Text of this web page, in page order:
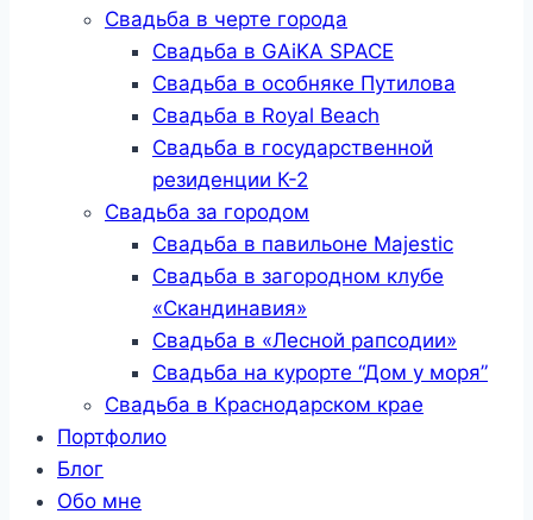
Свадьба в черте города
Свадьба в GAiKA SPACE
Свадьба в особняке Путилова
Свадьба в Royal Beach
Свадьба в государственной
резиденции К-2
Свадьба за городом
Свадьба в павильоне Majestic
Свадьба в загородном клубе
«Скандинавия»
Свадьба в «Лесной рапсодии»
Свадьба на курорте “Дом у моря”
Свадьба в Краснодарском крае
Портфолио
Блог
Обо мне